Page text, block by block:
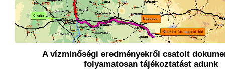
A vízminőségi eredményekről csatolt
folyamatosan tájékoztatást adunk